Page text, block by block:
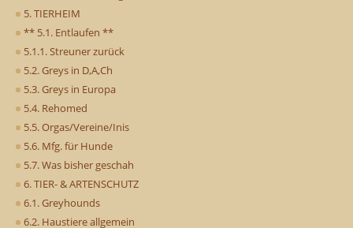
5. TIERHEIM
** 5.1. Entlaufen **
5.1.1. Streuner zurück
5.2. Greys in D,A,Ch
5.3. Greys in Europa
5.4. Rehomed
5.5. Orgas/Vereine/Inis
5.6. Mfg. für Hunde
5.7. Was bisher geschah
6. TIER- & ARTENSCHUTZ
6.1. Greyhounds
6.2. Haustiere allgemein